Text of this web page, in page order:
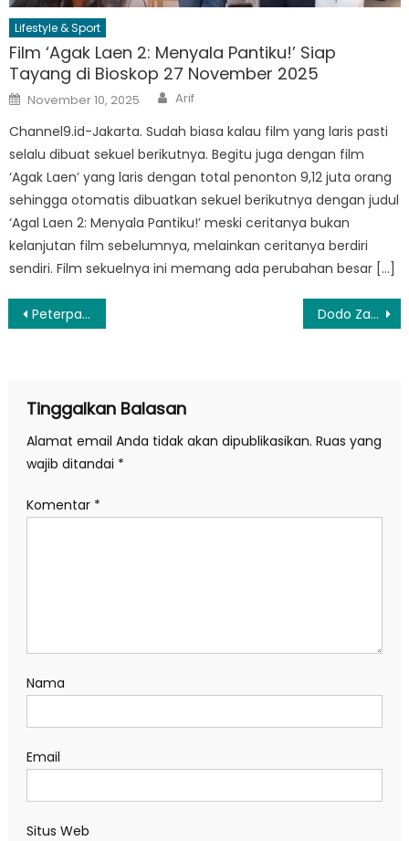
Lifestyle & Sport
Film ‘Agak Laen 2: Menyala Pantiku!’ Siap
Tayang di Bioskop 27 November 2025
Posted
on
November 10, 2025 Author
Arif
Channel9.id-Jakarta. Sudah biasa kalau film yang laris pasti
selalu dibuat sekuel berikutnya. Begitu juga dengan film
‘Agak Laen’ yang laris dengan total penonton 9,12 juta orang
sehingga otomatis dibuatkan sekuel berikutnya dengan judul
‘Agal Laen 2: Menyala Pantiku!’ meski ceritanya bukan
kelanjutan film sebelumnya, melainkan ceritanya berdiri
sendiri. Film sekuelnya ini memang ada perubahan besar […]
Navigasi
Peterpan Siap Gelar Konser Reuni di Malaysia & Singapura, Janjikan Penampilan Maksimal Dodo Zak dan Cheryl Rilis Single ‘Gak Peka (Terserah)’ tentang Realitas sebuah Hubungan
Tinggalkan Balasan
Alamat email Anda tidak akan dipublikasikan. Ruas yang
wajib ditandai *
Komentar *
Nama
Email
Situs Web